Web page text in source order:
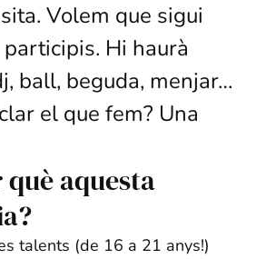
Volem que sigui
Hi haurà
ball, beguda, menjar…
el que fem? Una
aquesta
talents (de 16 a 21 anys!)